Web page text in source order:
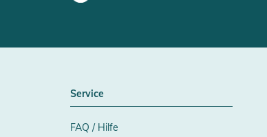
Service
FAQ / Hilfe